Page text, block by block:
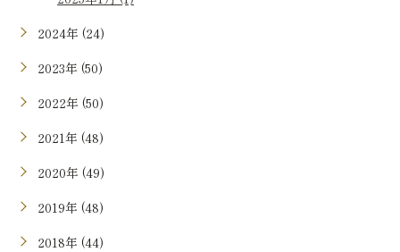
2024年 (24)
2023年 (50)
2022年 (50)
2021年 (48)
2020年 (49)
2019年 (48)
2018年 (44)